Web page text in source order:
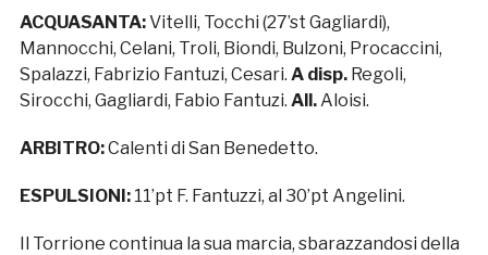
ACQUASANTA:Vitelli, Tocchi (27’st Gagliardi),
Mannocchi, Celani, Troli, Biondi, Bulzoni, Procaccini,
Spalazzi, Fabrizio Fantuzi, Cesari. A disp.Regoli,
Sirocchi, Gagliardi, Fabio Fantuzi. All.Aloisi.
ARBITRO:Calenti di San Benedetto.
ESPULSIONI:11’pt F. Fantuzzi, al 30’pt Angelini.
Il Torrione continua la sua marcia, sbarazzandosi della